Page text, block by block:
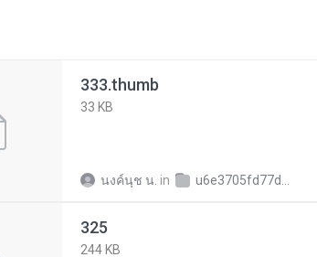
333.thumb
33 KB
นงค์นุช น. in u6e3705fd77d108dec97cd4c8e20a923a
325
244 KB